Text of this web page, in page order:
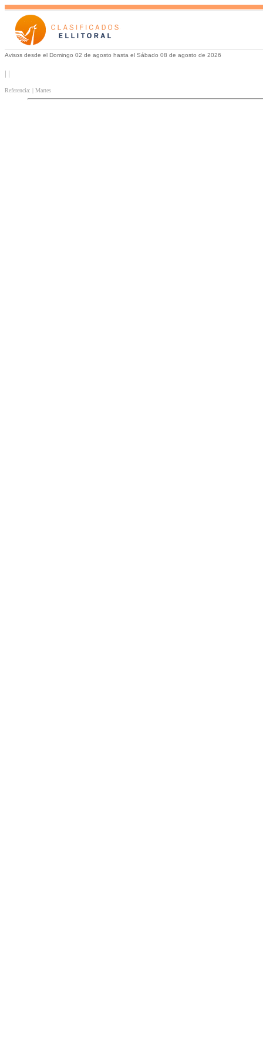
Avisos desde el Domingo 02 de agosto hasta el Sábado 08 de agosto de 2026
| |
Referencia: | Martes